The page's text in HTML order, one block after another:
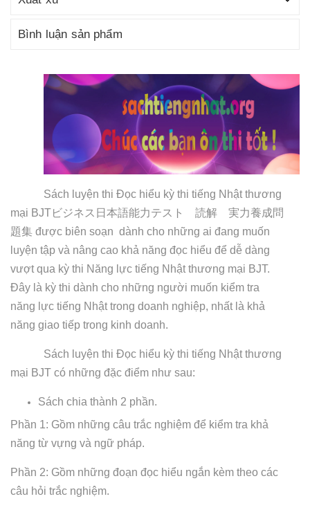
Bình luận sản phẩm
Sách luyện thi Đọc hiểu kỳ thi tiếng Nhật thương
mại BJTビジネス日本語能力テスト 読解 実力養成問
題集 được biên soạn dành cho những ai đang muốn
luyện tập và nâng cao khả năng đọc hiểu để dễ dàng
vượt qua kỳ thi Năng lực tiếng Nhật thương mại BJT.
Đây là kỳ thi dành cho những người muốn kiểm tra
năng lực tiếng Nhật trong doanh nghiệp, nhất là khả
năng giao tiếp trong kinh doanh.
Sách luyện thi Đọc hiểu kỳ thi tiếng Nhật thương
mại BJT có những đặc điểm như sau:
Sách chia thành 2 phần.
Phần 1: Gồm những câu trắc nghiệm để kiểm tra khả
năng từ vựng và ngữ pháp.
Phần 2: Gồm những đoạn đọc hiểu ngắn kèm theo các
câu hỏi trắc nghiệm.